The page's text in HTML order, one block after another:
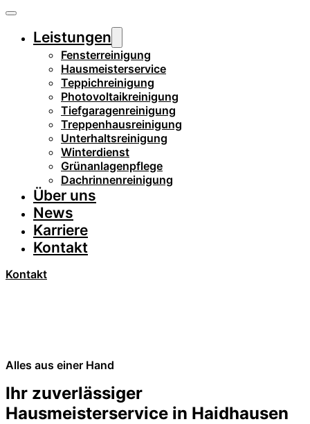
Leistungen
Fensterreinigung
Hausmeisterservice
Teppichreinigung
Photovoltaikreinigung
Tiefgaragenreinigung
Treppenhausreinigung
Unterhaltsreinigung
Winterdienst
Grünanlagenpflege
Dachrinnenreinigung
Über uns
News
Karriere
Kontakt
Kontakt
Alles aus einer Hand
Ihr zuverlässiger
Hausmeisterservice in Haidhausen